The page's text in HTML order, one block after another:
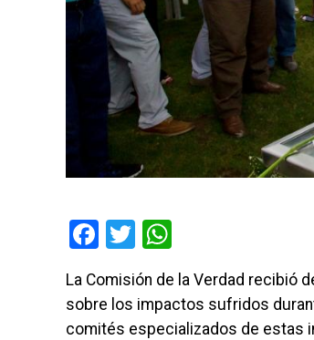
Facebook
Twitter
La Comisión de la Verdad recibió
sobre los impactos sufridos
comités especializados de estas